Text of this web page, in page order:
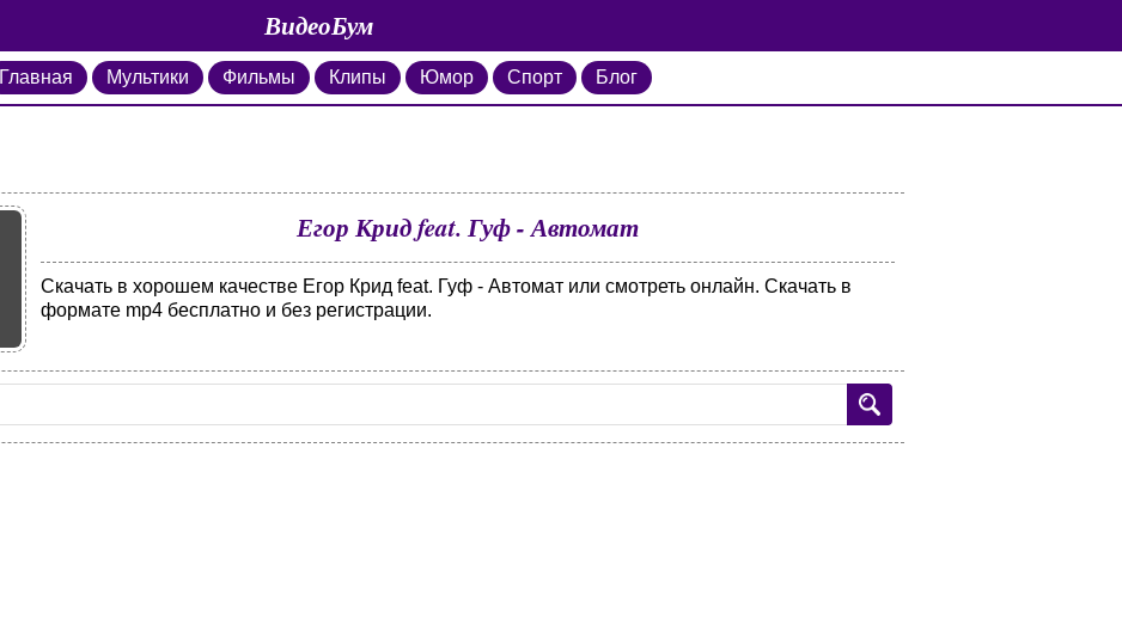
ВидеоБум
Главная Мультики Фильмы Клипы Юмор Спорт Блог
Егор Крид feat. Гуф - Автомат
Скачать в хорошем качестве Егор Крид feat. Гуф - Автомат или смотреть онлайн. Скачать в
формате mp4 бесплатно и без регистрации.